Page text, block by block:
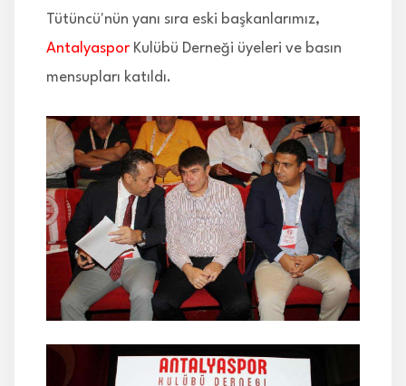
Tütüncü'nün yanı sıra eski başkanlarımız,
Antalyaspor Kulübü Derneği üyeleri ve basın
mensupları katıldı.